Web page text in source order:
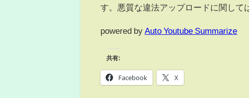
す。悪質な違法アップロードに関して
powered by Auto Youtube Summarize
共有:
Facebook X